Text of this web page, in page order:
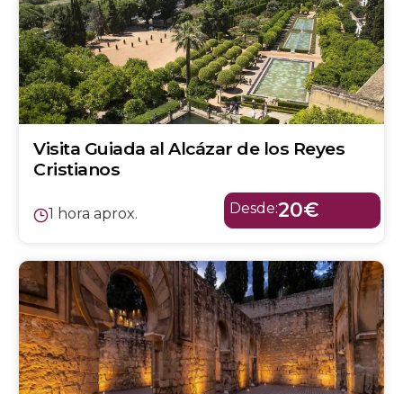
Visita Guiada al Alcázar de los Reyes
Cristianos
1 hora aprox. Desde:20€